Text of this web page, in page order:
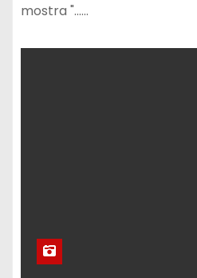
mostra "...…